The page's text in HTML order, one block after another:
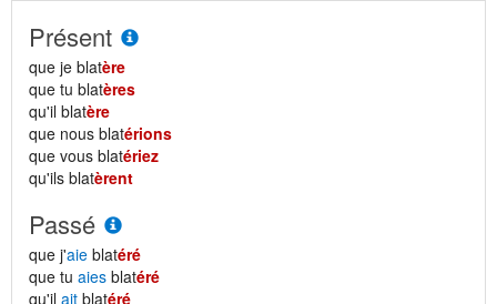
Présent
que je blatère
que tu blatères
qu'il blatère
que nous blatérions
que vous blatériez
qu'ils blatèrent
Passé
que j'aie blatéré
que tu aies blatéré
qu'il ait blatéré